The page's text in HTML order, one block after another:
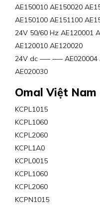
AE150010 AE150020
AE150100 AE151100
24V 50/60 Hz AE120001
AE120010 AE120020
24V dc —– —– AE020004
AE020030
Omal Việt Nam
KCPL1015
KCPL1060
KCPL2060
KCPL1A0
KCPL0015
KCPL1060
KCPL2060
KCPN1015